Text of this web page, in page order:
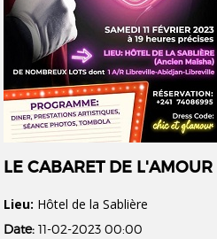
LE CABARET DE L'AMOUR
Lieu: Hôtel de la Sablière
Date: 11-02-2023 00:00